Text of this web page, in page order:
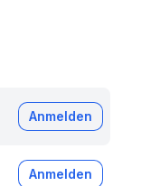
Anmelden
Anmelden